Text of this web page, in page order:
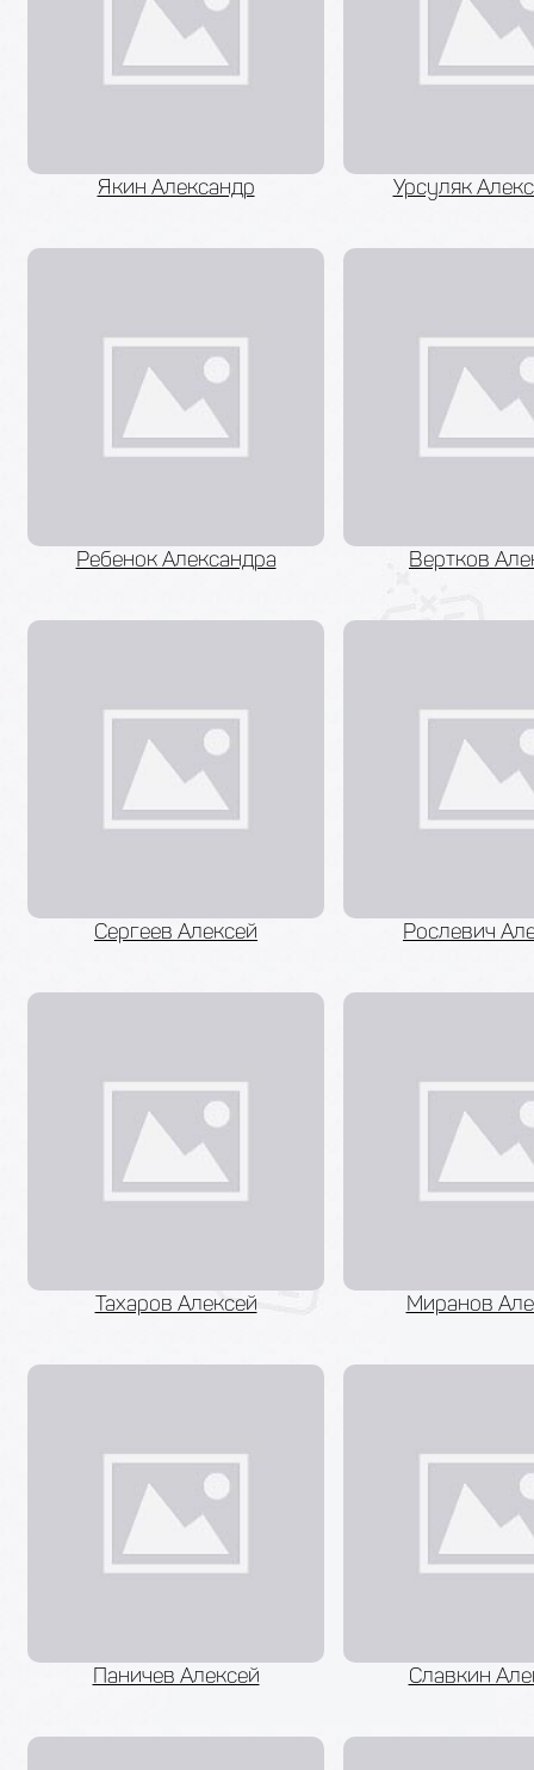
Якин Александр Урсуляк
Ребенок Александра Вертков
Сергеев Алексей Рослевич
Тахаров Алексей Миранов
Паничев Алексей Славкин